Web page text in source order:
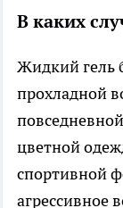
В каких
Жидкий гель
прохладной
цветной
спортивной
агрессивное